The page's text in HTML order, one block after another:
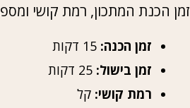
זמן הכנת המתכון, רמת קושי
זמן הכנה:
זמן בישול:
רמת קושי: קל